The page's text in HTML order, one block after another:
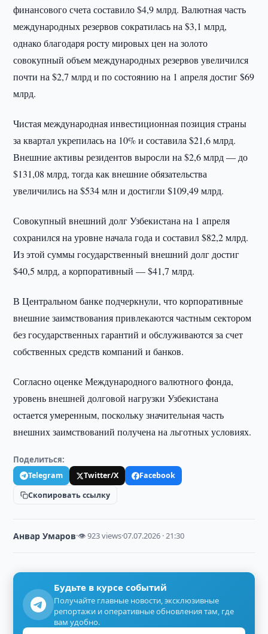
финансового счета составило $4,9 млрд. Валютная часть
международных резервов сократилась на $3,1 млрд,
однако благодаря росту мировых цен на золото
совокупный объем международных резервов увеличился
почти на $2,7 млрд и по состоянию на 1 апреля достиг $69
млрд.
Чистая международная инвестиционная позиция страны
за квартал укрепилась на 10% и составила $21,6 млрд.
Внешние активы резидентов выросли на $2,6 млрд — до
$131,08 млрд, тогда как внешние обязательства
увеличились на $534 млн и достигли $109,49 млрд.
Совокупный внешний долг Узбекистана на 1 апреля
сохранился на уровне начала года и составил $82,2 млрд.
Из этой суммы государственный внешний долг достиг
$40,5 млрд, а корпоративный — $41,7 млрд.
В Центральном банке подчеркнули, что корпоративные
внешние заимствования привлекаются частным сектором
без государственных гарантий и обслуживаются за счет
собственных средств компаний и банков.
Согласно оценке Международного валютного фонда,
уровень внешней долговой нагрузки Узбекистана
остается умеренным, поскольку значительная часть
внешних заимствований получена на льготных условиях.
Поделиться:
Telegram Twitter/X
Facebook
Скопировать ссылку
Анвар Умаров·👁 923 views·07.07.2026 · 21:30
Будьте в курсе событий
Получайте главные новости, эксклюзивные
репортажи и оперативные обновления там, где
вам удобно.